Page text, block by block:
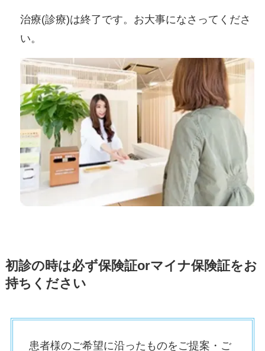
治療(診療)は終了です。お大事になさってくださ
い。
初診の時は必ず保険証orマイナ保険証をお
持ちください
患者様のご希望に沿ったものをご提案・ご